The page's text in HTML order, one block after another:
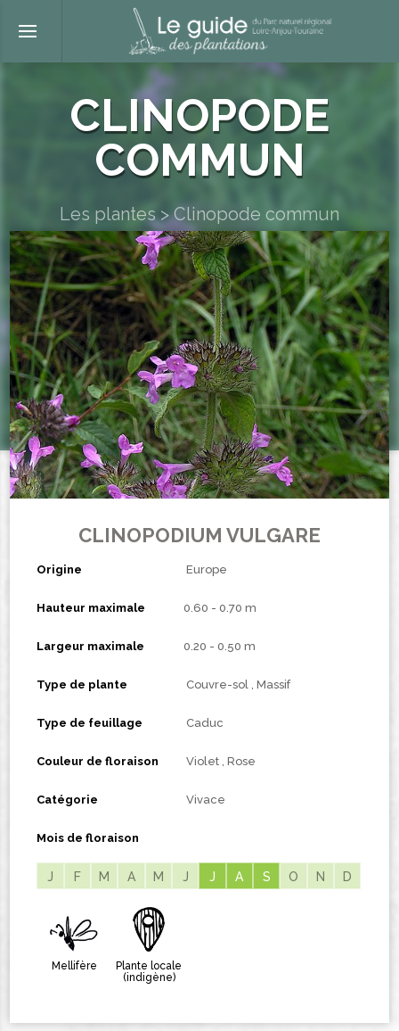
CLINOPODE
COMMUN
Les plantes>Clinopode commun
CLINOPODIUM VULGARE
Origine Europe
Hauteur maximale 0.60 - 0.70 m
Largeur maximale 0.20 - 0.50 m
Type de plante Couvre-sol Massif
Type de feuillage Caduc
Couleur de floraison Violet Rose
Catégorie Vivace
Mois de floraison
J F M A M J J A S O N D
J A S
Mellifère
Plante locale
(indigène)